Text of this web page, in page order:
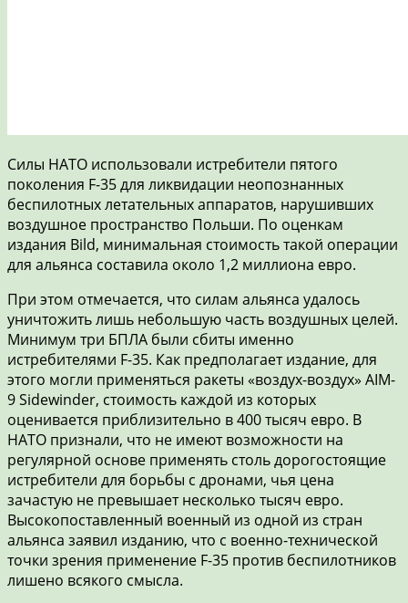
Силы НАТО использовали истребители пятого
поколения F-35 для ликвидации неопознанных
беспилотных летательных аппаратов, нарушивших
воздушное пространство Польши. По оценкам
издания Bild, минимальная стоимость такой операции
для альянса составила около 1,2 миллиона евро.
При этом отмечается, что силам альянса удалось
уничтожить лишь небольшую часть воздушных целей.
Минимум три БПЛА были сбиты именно
истребителями F-35. Как предполагает издание, для
этого могли применяться ракеты «воздух-воздух» AIM-
9 Sidewinder, стоимость каждой из которых
оценивается приблизительно в 400 тысяч евро. В
НАТО признали, что не имеют возможности на
регулярной основе применять столь дорогостоящие
истребители для борьбы с дронами, чья цена
зачастую не превышает несколько тысяч евро.
Высокопоставленный военный из одной из стран
альянса заявил изданию, что с военно-технической
точки зрения применение F-35 против беспилотников
лишено всякого смысла.